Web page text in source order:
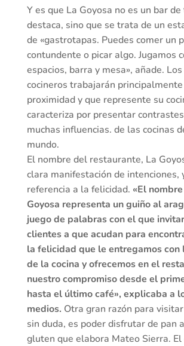
Y es que La Goyosa no es un bar
destaca, sino que se trata de un
de «gastrotapas. Puedes comer un
contundente o picar algo. Jugamos
espacios, barra y mesa», añade.
cocineros trabajarán
proximidad y que represente su
caracteriza por presentar
muchas influencias. de las cocinas
mundo.
El nombre del restaurante, La
clara manifestación de intenciones,
referencia a la felicidad. «El
Goyosa representa un guiño al
juego de palabras con el que
clientes a que acudan para
la felicidad que le entregamos con
de la cocina y ofrecemos en el
nuestro compromiso desde el
hasta el último café», explicaba a
medios. Otra gran razón para
sin duda, es poder disfrutar de pan
gluten que elabora Mateo Sierra. El